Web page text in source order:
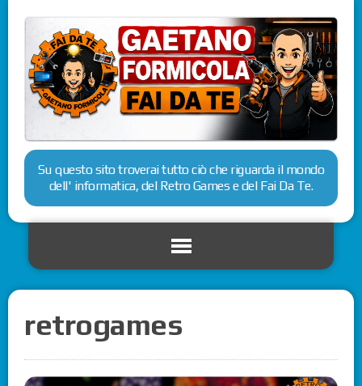
Su questo sito troverai tutto ciò che riguarda il mondo
dell' informatica, del Retro Games e del Fai Da Te.
retrogames